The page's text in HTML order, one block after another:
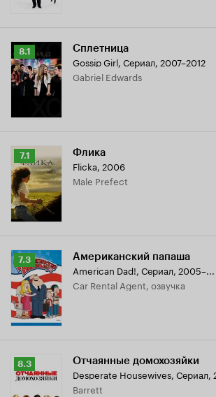
Рейтинг
Кинопоиска
8.1
8.1 Сплетница
Gossip Girl, Сериал, 2007–2012
Gabriel Edwards
Рейтинг
Кинопоиска
7.1
7.1 Флика
Flicka, 2006
Male Prefect
Рейтинг
Кинопоиска
7.3
7.3 Американский папаша
American Dad!, Сериал, 2005–...
Car Rental Agent, озвучка
Рейтинг
Кинопоиска
8.3 Отчаянные домохозяйки
Desperate Housewives, Сериал,
Barrett